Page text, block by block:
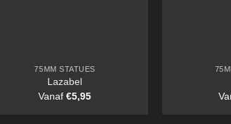
75MM STATUES
Lazabel
Vanaf€5,95